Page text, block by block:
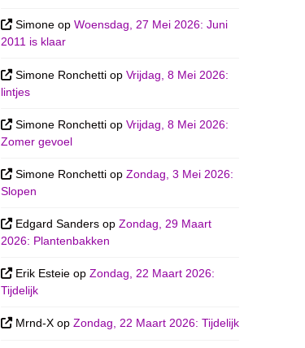
Simone opWoensdag, 27 Mei 2026: Juni
2011 is klaar
Simone Ronchetti opVrijdag, 8 Mei 2026:
lintjes
Simone Ronchetti opVrijdag, 8 Mei 2026:
Zomer gevoel
Simone Ronchetti opZondag, 3 Mei 2026:
Slopen
Edgard Sanders opZondag, 29 Maart
2026: Plantenbakken
Erik Esteie opZondag, 22 Maart 2026:
Tijdelijk
Mrnd-X opZondag, 22 Maart 2026: Tijdelijk